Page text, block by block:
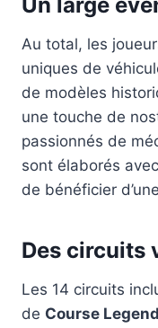
Au total, les
uniques de
de modèles
une touche de
passionnés de
sont élaborés
de bénéficier
Des circuits
Les 14 circuits
de Course